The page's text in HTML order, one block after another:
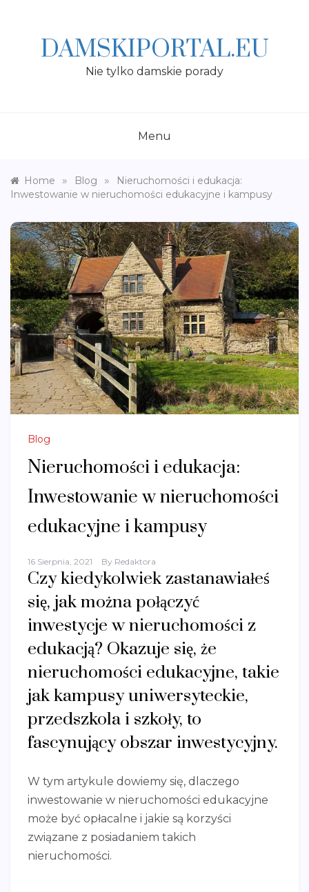
DAMSKIPORTAL.EU
Nie tylko damskie porady
Menu
Home » Blog »
Nieruchomości i edukacja:
Inwestowanie w nieruchomości edukacyjne i kampusy
Blog
Nieruchomości i edukacja:
Inwestowanie w nieruchomości
edukacyjne i kampusy
16 Sierpnia, 2021 By Redaktora
Czy kiedykolwiek zastanawiałeś
się, jak można połączyć
inwestycje w nieruchomości z
edukacją? Okazuje się, że
nieruchomości edukacyjne, takie
jak kampusy uniwersyteckie,
przedszkola i szkoły, to
fascynujący obszar inwestycyjny.
W tym artykule dowiemy się, dlaczego
inwestowanie w nieruchomości edukacyjne
może być opłacalne i jakie są korzyści
związane z posiadaniem takich
nieruchomości.